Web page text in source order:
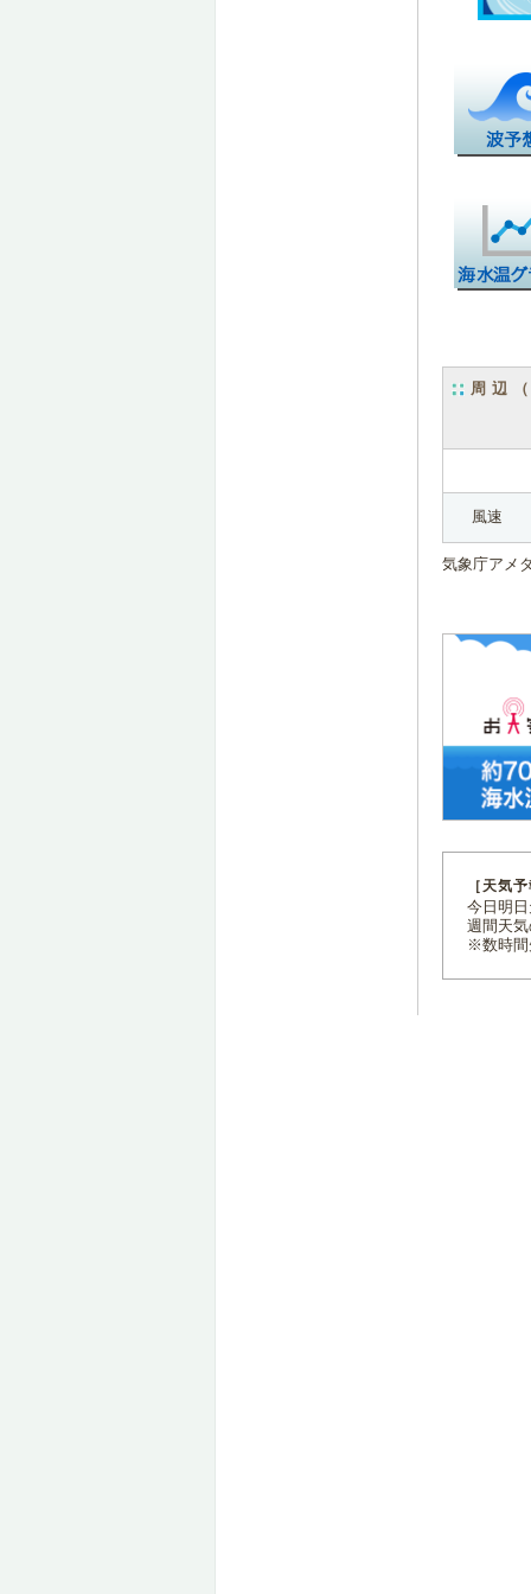
周辺
風速
気象庁アメ
［天気
今日明
週間天
※数時間